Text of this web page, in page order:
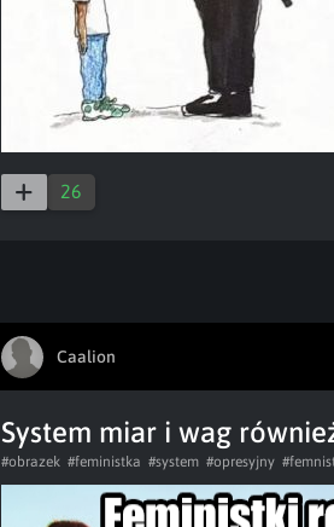
26
Caalion
System miar i wag
#obrazek #feministka #system #opresyjny